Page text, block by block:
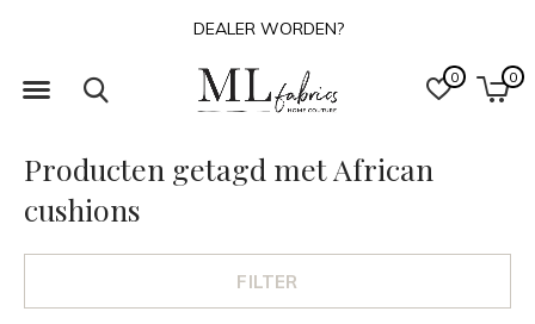
0 0
DEALER WORDEN?
Producten getagd met African
cushions
FILTER